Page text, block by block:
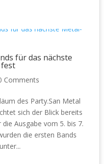
für das nächste
Comments
des Party.San Metal
sich der Blick bereits
Ausgabe vom 5. bis 7.
die ersten Bands